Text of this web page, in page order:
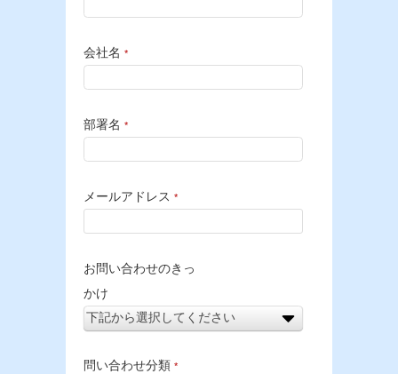
会社名 *
部署名 *
メールアドレス *
お問い合わせのきっ
かけ
問い合わせ分類 *